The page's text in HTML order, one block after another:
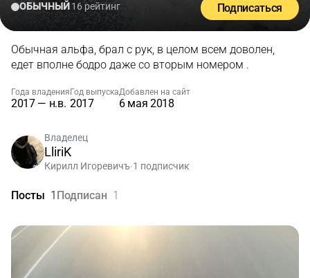
ОБЫЧНЫЙ16 рейтинг Подписаться
Обычная альфа, брал с рук, в целом всем доволен,
едет вполне бодро даже со вторым номером .
Года владения
2017 — н.в.
Год выпуска
2017
Добавлен на сайт
6 мая 2018
Владелец
LliriK
Кирилл Игоревичъ•1 подписчик
Посты 1 Подписан 1